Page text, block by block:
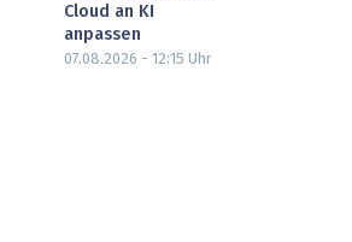
Cloud an KI
anpassen
07.08.2026 - 12:15 Uhr